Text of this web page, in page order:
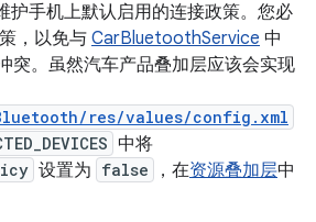
护手机上默认启用的连接政策。您必
，以免与 CarBluetoothService 中
突。虽然汽车产品叠加层应该会实现
res/values/config.xml
中将
设置为 false ，在资源叠加层中